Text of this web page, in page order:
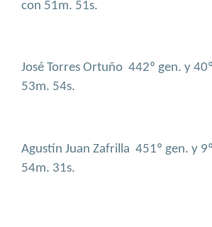
con 51m. 51s.
José Torres Ortuño 442º gen. y
53m. 54s.
Agustín Juan Zafrilla 451º gen. y
54m. 31s.